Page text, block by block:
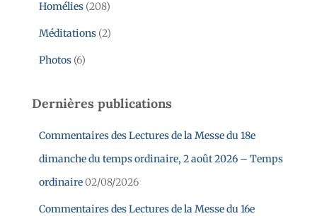
Homélies (208)
Méditations (2)
Photos (6)
Dernières publications
Commentaires des Lectures de la Messe du 18e
dimanche du temps ordinaire, 2 août 2026 – Temps
ordinaire02/08/2026
Commentaires des Lectures de la Messe du 16e